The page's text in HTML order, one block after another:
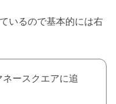
いるので基本的には右
ースクエアに追